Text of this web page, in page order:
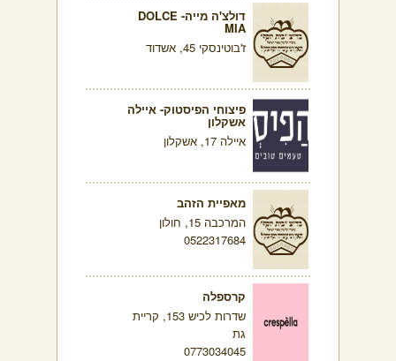
דולצ'ה מייה- DOLCE
MIA
ז'בוטינסקי 45, אשדוד
פיצוחי הפיסטוק- איילה
אשקלון
איילה 17, אשקלון
מאפיית הזהב
המרכבה 15, חולון
0522317684
קרספלה
שדרות לכיש 153, קריית
גת
0773034045